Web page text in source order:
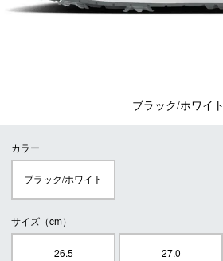
ブラック/ホワイト
カラー
ブラック/ホワイト
サイズ（cm）
26.5 27.0